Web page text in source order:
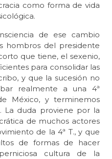
como forma de vida
de ese cambio
hombros del presidente
que tiene, el sexenio,
para consolidar las
y que la sucesión no
realmente a una 4ª
México, y terminemos
La duda proviene por la
de muchos actores
de la 4ª T., y que
de formas de hacer
cultura de la